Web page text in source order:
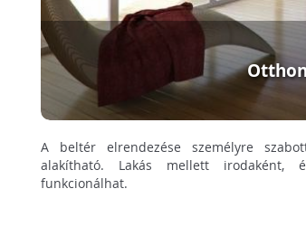
A beltér elrendezése személyre
alakítható. Lakás mellett irodaként,
funkcionálhat.